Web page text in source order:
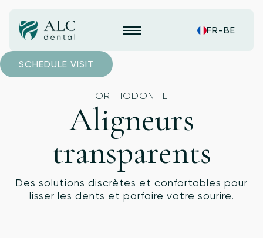
FR-BE
SCHEDULE VISIT
ORTHODONTIE
Aligneurs
transparents
Des solutions discrètes et confortables pour
lisser les dents et parfaire votre sourire.